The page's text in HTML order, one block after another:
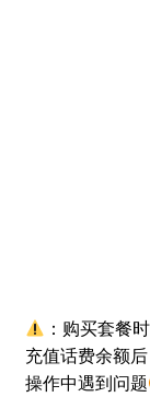
：购买套餐
充值话费余额
操作中遇到问题